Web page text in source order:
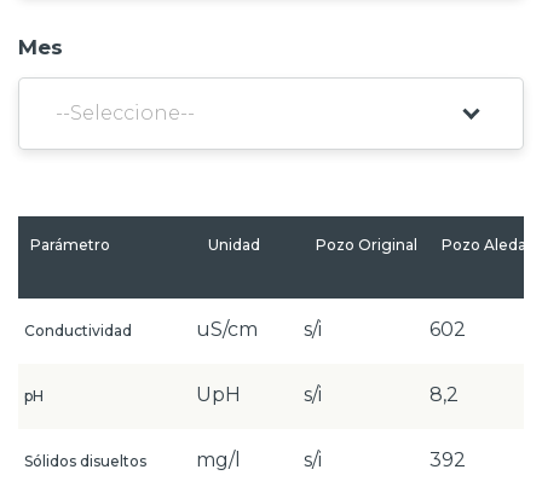
Mes
Parámetro Unidad Pozo Original Pozo
Conductividad uS/cm s/i 602
pH UpH s/i 8,2
Sólidos disueltos mg/l s/i 392